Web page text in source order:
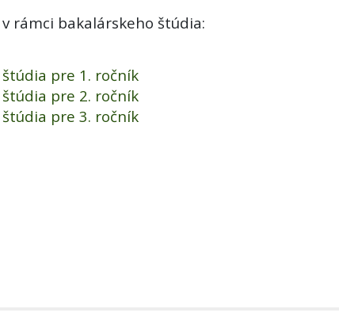
rámci bakalárskeho štúdia:
pre 1. ročník
pre 2. ročník
pre 3. ročník